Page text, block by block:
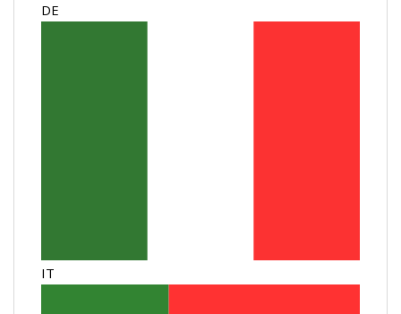
DE
IT